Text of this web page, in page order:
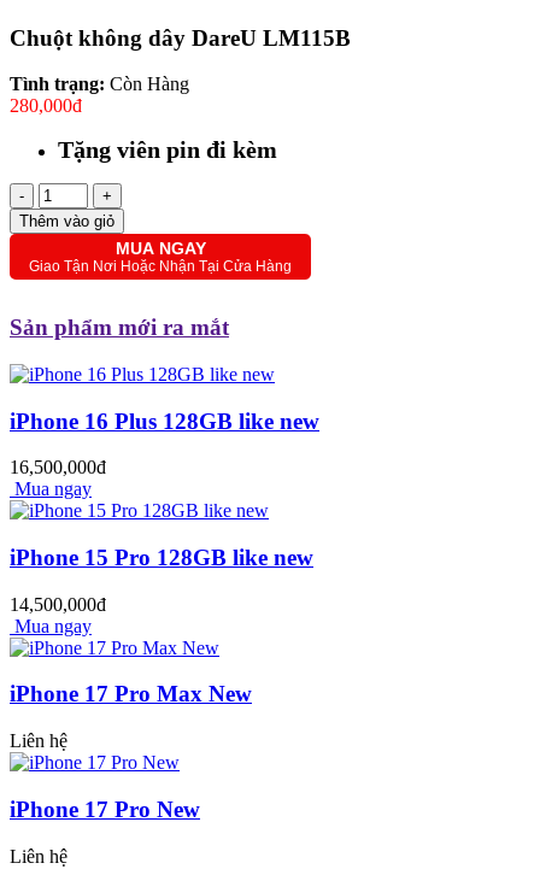
Chuột không dây DareU LM115B
Tình trạng: Còn Hàng
280,000đ
Tặng viên pin đi kèm
-
+
Thêm vào giỏ
MUA NGAY
Giao Tận Nơi Hoặc Nhận Tại Cửa Hàng
Sản phẩm mới ra mắt
iPhone 16 Plus 128GB like new
16,500,000đ
Mua ngay
iPhone 15 Pro 128GB like new
14,500,000đ
Mua ngay
iPhone 17 Pro Max New
Liên hệ
iPhone 17 Pro New
Liên hệ